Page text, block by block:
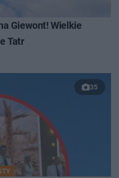
Giewont! Wielkie
Tatr
35